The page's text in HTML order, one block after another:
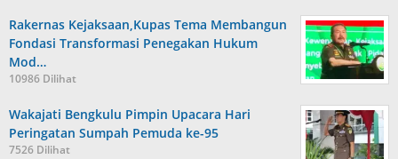
Rakernas Kejaksaan,Kupas Tema Membangun
Fondasi Transformasi Penegakan Hukum
Mod…
10986 Dilihat
Wakajati Bengkulu Pimpin Upacara Hari
Peringatan Sumpah Pemuda ke-95
7526 Dilihat